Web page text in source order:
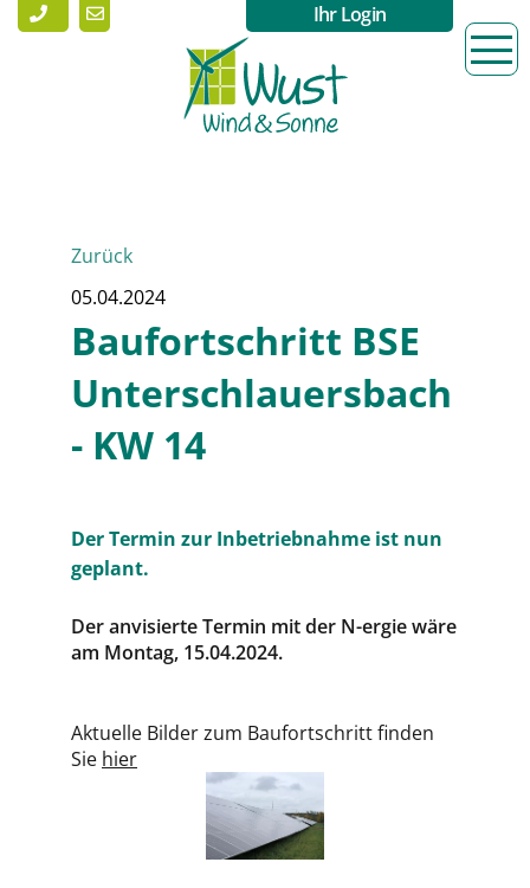
Ihr Login
Zurück
05.04.2024
Baufortschritt BSE
Unterschlauersbach
- KW 14
Der Termin zur Inbetriebnahme ist nun
geplant.
Der anvisierte Termin mit der N-ergie wäre
am Montag, 15.04.2024.
Aktuelle Bilder zum Baufortschritt finden
Sie hier